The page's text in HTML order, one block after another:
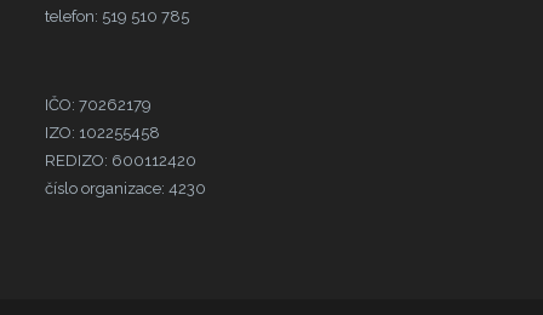
telefon: 519 510 785
IČO: 70262179
IZO: 102255458
REDIZO: 600112420
číslo organizace: 4230